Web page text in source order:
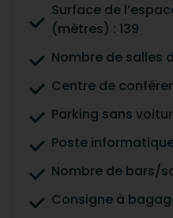
Surface de
(mètres) : 139
Nombre de salles
Centre de
Parking sans
Poste
Nombre de bars/
Consigne à